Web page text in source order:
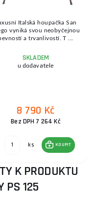
Italská houpačka San
vyniká svou neobyčejnou
a trvanlivostí. T ...
SKLADEM
u dodavatele
8 790 Kč
Bez DPH 7 264 Kč
ks KOUPIT
K PRODUKTU
PS 125